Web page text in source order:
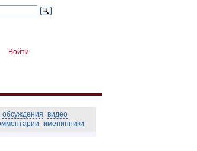
Войти
обсуждения видео
именинники